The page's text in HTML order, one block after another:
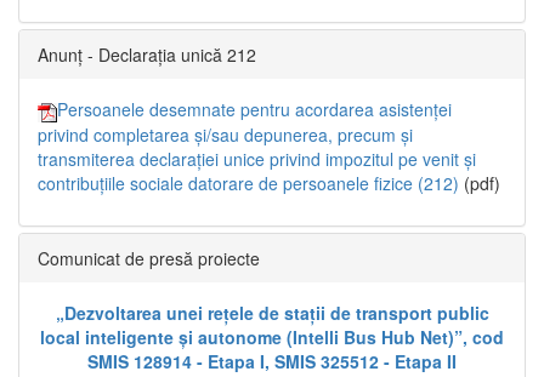
Anunț - Declarația unică 212
Persoanele desemnate pentru acordarea asistenței
privind completarea și/sau depunerea, precum și
transmiterea declarației unice privind impozitul pe venit și
contribuțiile sociale datorare de persoanele fizice (212) (pdf)
Comunicat de presă proiecte
„Dezvoltarea unei rețele de stații de transport public
local inteligente și autonome (Intelli Bus Hub Net)”, cod
SMIS 128914 - Etapa I, SMIS 325512 - Etapa II